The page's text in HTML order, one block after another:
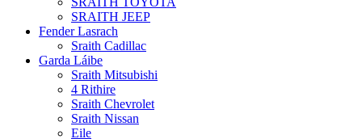
SRAITH JEEP
Fender Lasrach
Sraith Cadillac
Garda Láibe
Sraith Mitsubishi
4 Rithire
Sraith Chevrolet
Sraith Nissan
Eile